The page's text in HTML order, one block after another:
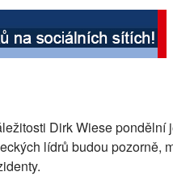
Dirk Wiese pondělní
lídrů budou pozorně,